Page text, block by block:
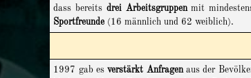
dass bereits drei Arbeitsgruppenmit
Sportfreunde (16 männlich und 62 weiblich).
1997 gab esverstärkt Anfragenaus der